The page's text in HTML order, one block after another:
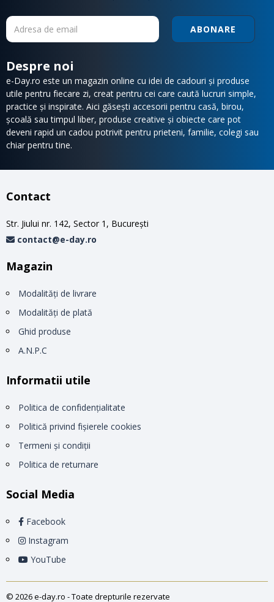
ABONARE
Despre noi
e-Day.ro este un magazin online cu idei de cadouri și produse
utile pentru fiecare zi, creat pentru cei care caută lucruri simple,
practice și inspirate. Aici găsești accesorii pentru casă, birou,
școală sau timpul liber, produse creative și obiecte care pot
deveni rapid un cadou potrivit pentru prieteni, familie, colegi sau
chiar pentru tine.
Contact
Str. Jiului nr. 142, Sector 1, Bucureşti
contact@e-day.ro
Magazin
Modalităţi de livrare
Modalităţi de plată
Ghid produse
A.N.P.C
Informatii utile
Politica de confidențialitate
Politică privind fișierele cookies
Termeni și condiții
Politica de returnare
Social Media
Facebook
Instagram
YouTube
© 2026 e-day.ro - Toate drepturile rezervate